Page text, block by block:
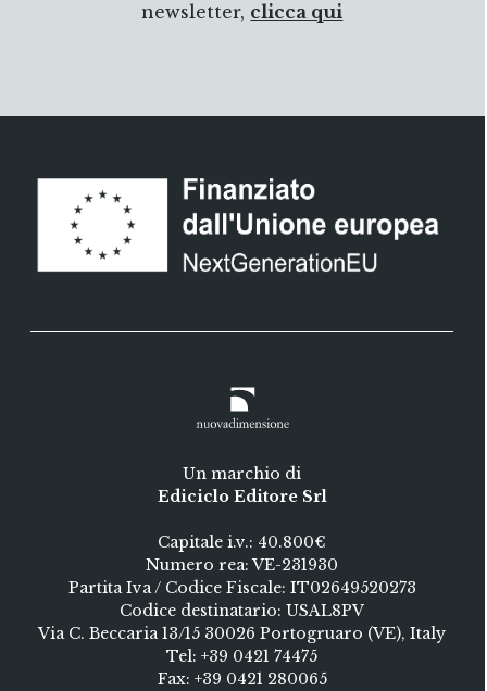
newsletter, clicca qui
Un marchio di
Ediciclo Editore Srl
Capitale i.v.: 40.800€
Numero rea: VE-231930
Partita Iva / Codice Fiscale: IT02649520273
Codice destinatario: USAL8PV
Via C. Beccaria 13/15 30026 Portogruaro (VE), Italy
Tel:+39 0421 74475
Fax: +39 0421 280065